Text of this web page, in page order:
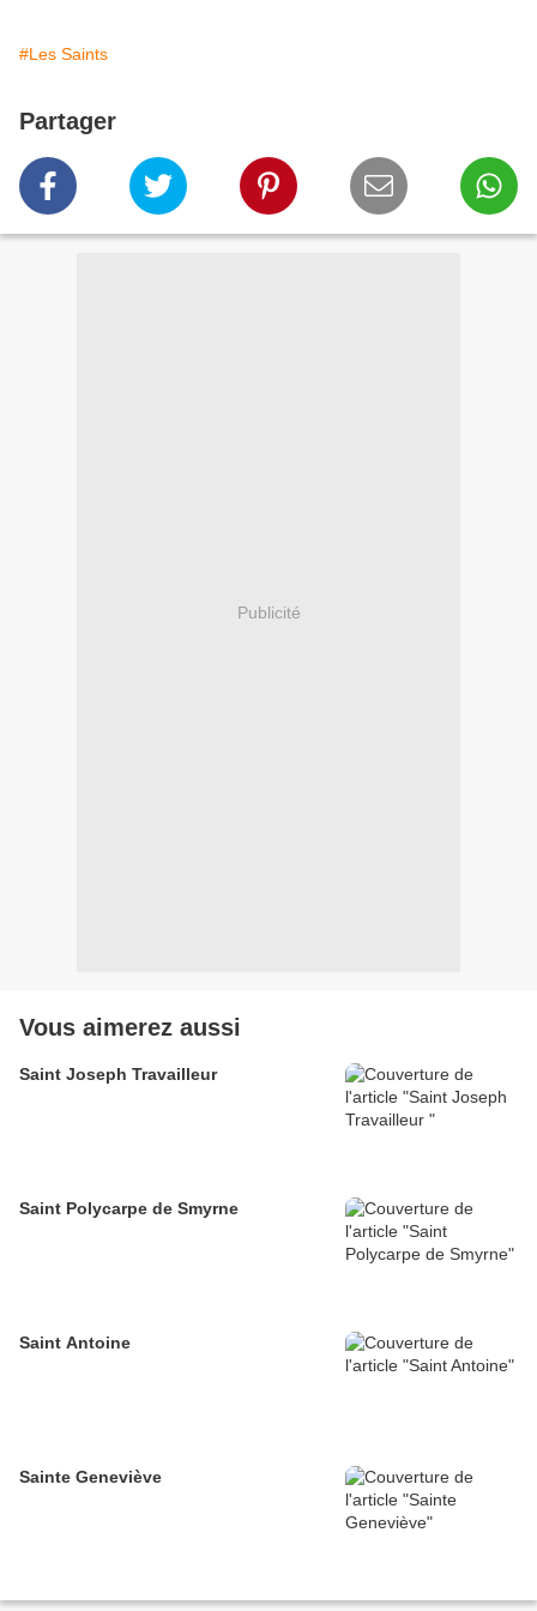
#Les Saints
Partager
Publicité
Vous aimerez aussi
Saint Joseph Travailleur
Saint Polycarpe de Smyrne
Saint Antoine
Sainte Geneviève